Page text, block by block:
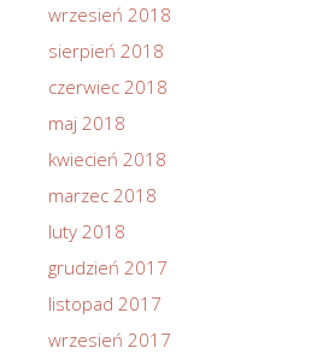
wrzesień 2018
sierpień 2018
czerwiec 2018
maj 2018
kwiecień 2018
marzec 2018
luty 2018
grudzień 2017
listopad 2017
wrzesień 2017